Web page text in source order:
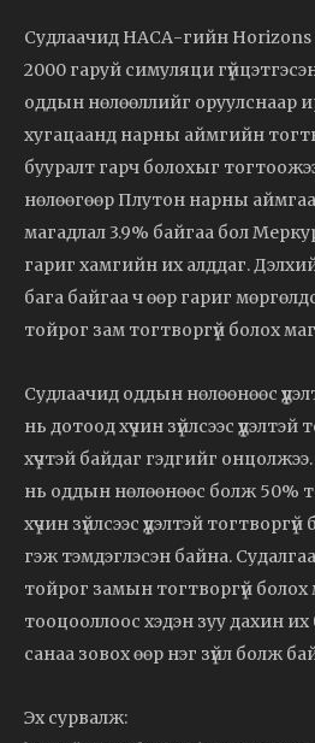
Судлаачид НАСА-гийн
2000 гаруй симуляци
оддын нөлөөллийг оруулснаар
хугацаанд нарны аймгийн
бууралт гарч болохыг
нөлөөгөөр Плутон нарны
магадлал 3.9% байгаа бол
гариг хамгийн их алддаг.
бага байгаа ч өөр гариг
тойрог зам тогтворгүй болох
Судлаачид оддын нөлөөнөөс
нь дотоод хүчин зүйлсээс үүдэлтэй
хүчтэй байдаг гэдгийг
нь оддын нөлөөнөөс болж 50%
хүчин зүйлсээс үүдэлтэй
гэж тэмдэглэсэн байна.
тойрог замын тогтворгүй болох
тооцооллоос хэдэн зуу дахин
санаа зовох өөр нэг зүйл болж
Эх сурвалж: